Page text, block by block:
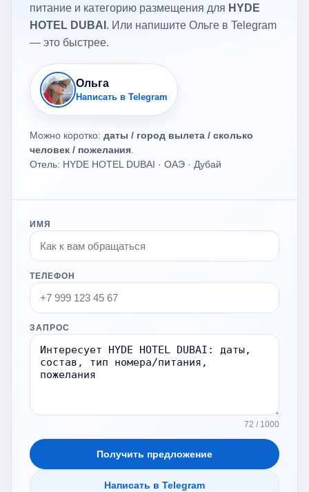
питание и категорию размещения для HYDE
HOTEL DUBAI . Или напишите Ольге в Telegram
— это быстрее.
Ольга
Написать в Telegram
Можно коротко: даты / город вылета / сколько
человек / пожелания
Отель: HYDE HOTEL DUBAI · ОАЭ · Дубай
ИМЯ
ТЕЛЕФОН
ЗАПРОС
72 / 1000
Получить предложение
Написать в Telegram